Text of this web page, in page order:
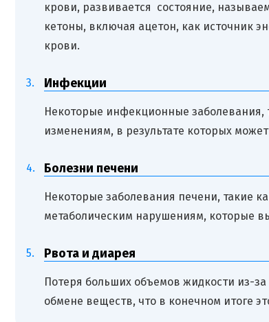
крови, развивается состояние,
кетоны, включая ацетон, как источник
крови.
Инфекции
Некоторые инфекционные
изменениям, в результате которых
Болезни печени
Некоторые заболевания печени, такие
метаболическим нарушениям, которые
Рвота и диарея
Потеря больших объемов жидкости из-
обмене веществ, что в конечном итоге